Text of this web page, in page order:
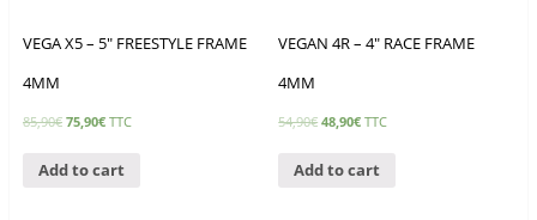
VEGA X5 – 5″ FREESTYLE FRAME
4MM
85,90€ 75,90€ TTC
Add to cart
VEGAN 4R – 4″ RACE FRAME
4MM
54,90€ 48,90€ TTC
Add to cart